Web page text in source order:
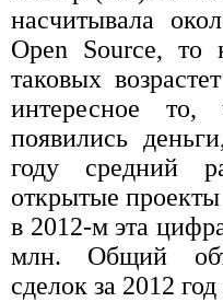
насчитывала
Open Source, то
таковых
интересное
появились
году средний
открытые
в 2012-м эта
млн. Общий
сделок за 2012